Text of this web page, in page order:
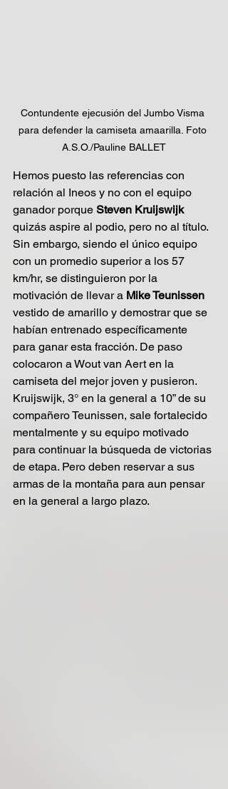
Contundente ejecusión del Jumbo Visma
para defender la camiseta amaarilla. Foto
A.S.O./Pauline BALLET
Hemos puesto las referencias con
relación al Ineos y no con el equipo
ganador porque Steven Kruijswijk
quizás aspire al podio, pero no al título.
Sin embargo, siendo el único equipo
con un promedio superior a los 57
km/hr, se distinguieron por la
motivación de llevar a Mike Teunissen
vestido de amarillo y demostrar que se
habían entrenado específicamente
para ganar esta fracción. De paso
colocaron a Wout van Aert en la
camiseta del mejor joven y pusieron.
Kruijswijk, 3° en la general a 10” de su
compañero Teunissen, sale fortalecido
mentalmente y su equipo motivado
para continuar la búsqueda de victorias
de etapa. Pero deben reservar a sus
armas de la montaña para aun pensar
en la general a largo plazo.